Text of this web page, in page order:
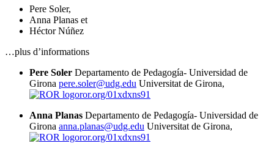
Pere Soler,
Anna Planas et
Héctor Núñez
…plus d’informations
Pere Soler Departamento de Pedagogía- Universidad de
Girona pere.soler@udg.edu Universitat de Girona,
ror.org/01xdxns91
Anna Planas Departamento de Pedagogía- Universidad de
Girona anna.planas@udg.edu Universitat de Girona,
ror.org/01xdxns91